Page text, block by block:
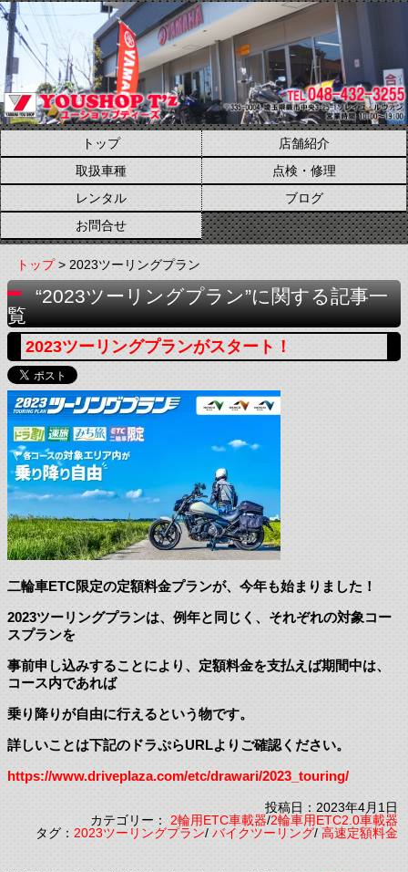
トップ
店舗紹介
取扱車種
点検・修理
レンタル
ブログ
お問合せ
トップ> 2023ツーリングプラン
“2023ツーリングプラン”に関する記事一
覧
2023ツーリングプランがスタート！
二輪車ETC限定の定額料金プランが、今年も始まりました！
2023ツーリングプランは、例年と同じく、それぞれの対象コー
スプランを
事前申し込みすることにより、定額料金を支払えば期間中は、
コース内であれば
乗り降りが自由に行えるという物です。
詳しいことは下記のドラぷらURLよりご確認ください。
https://www.driveplaza.com/etc/drawari/2023_touring/
投稿日：2023年4月1日
カテゴリー：2輪用ETC車載器/2輪車用ETC2.0車載器
タグ：2023ツーリングプラン/バイクツーリング/高速定額料金